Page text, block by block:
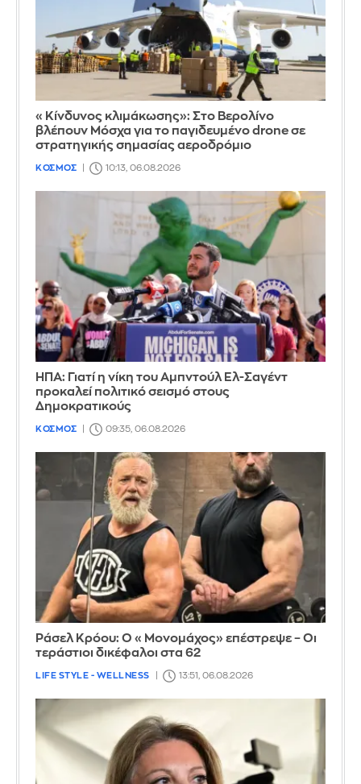
«Κίνδυνος κλιμάκωσης»: Στο Βερολίνο
βλέπουν Μόσχα για το παγιδευμένο drone σε
στρατηγικής σημασίας αεροδρόμιο
ΚΟΣΜΟΣ 10:13, 06.08.2026
ΗΠΑ: Γιατί η νίκη του Αμπντούλ Ελ-Σαγέντ
προκαλεί πολιτικό σεισμό στους
Δημοκρατικούς
ΚΟΣΜΟΣ 09:35, 06.08.2026
Ράσελ Κρόου: Ο «Μονομάχος» επέστρεψε – Οι
τεράστιοι δικέφαλοι στα 62
LIFE STYLE - WELLNESS 13:51, 06.08.2026